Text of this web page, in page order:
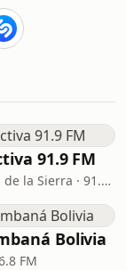
91.9 FM
Santa Cruz de la Sierra · 91.9 FM
Bolivia
FM